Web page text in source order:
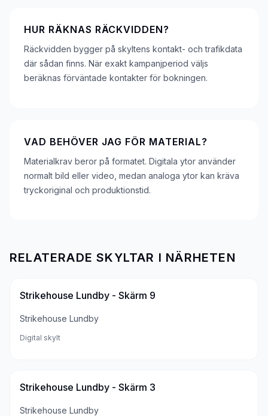
HUR RÄKNAS RÄCKVIDDEN?
Räckvidden bygger på skyltens kontakt- och trafikdata
där sådan finns. När exakt kampanjperiod väljs
beräknas förväntade kontakter för bokningen.
VAD BEHÖVER JAG FÖR MATERIAL?
Materialkrav beror på formatet. Digitala ytor använder
normalt bild eller video, medan analoga ytor kan kräva
tryckoriginal och produktionstid.
RELATERADE SKYLTAR I NÄRHETEN
Strikehouse Lundby - Skärm 9
Strikehouse Lundby
Digital skylt
Strikehouse Lundby - Skärm 3
Strikehouse Lundby